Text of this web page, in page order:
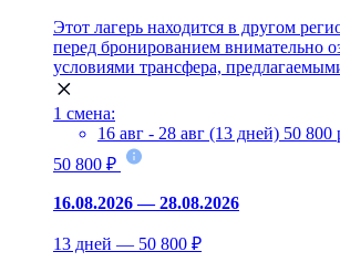
Этот лагерь находится в другом
перед бронированием внимательно
условиями трансфера,
1 смена:
16 авг - 28 авг (13 дней) 50 800
50 800 ₽
16.08.2026 — 28.08.2026
13 дней — 50 800 ₽